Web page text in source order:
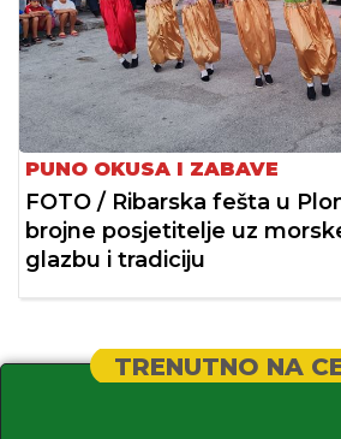
PUNO OKUSA I ZABAVE
FOTO / Ribarska fešta u
brojne posjetitelje uz
glazbu i tradiciju
TRENUTNO NA